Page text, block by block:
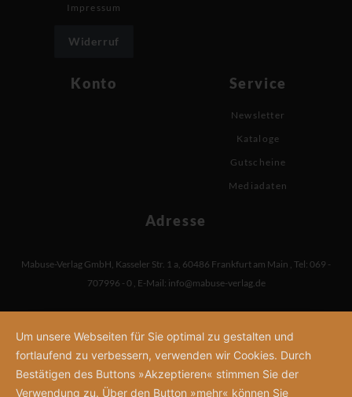
Impressum
Widerruf
Konto Service
Newsletter
Kataloge
Gutscheine
Mediadaten
Adresse
Mabuse-Verlag GmbH Kasseler Str. 1 a 60486 Frankfurt am Main Tel: 069 -
707996 - 0 E-Mail: info@mabuse-verlag.de
Um unsere Webseiten für Sie optimal zu gestalten und
fortlaufend zu verbessern, verwenden wir Cookies. Durch
Bestätigen des Buttons »Akzeptieren« stimmen Sie der
Verwendung zu. Über den Button »mehr« können Sie